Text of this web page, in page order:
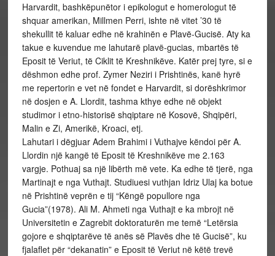
Harvardit, bashkëpunëtor i epikologut e homerologut të
shquar amerikan, Millmen Perri, ishte në vitet ’30 të
shekullit të kaluar edhe në krahinën e Plavë-Gucisë. Aty ka
takue e kuvendue me lahutarë plavë-gucias, mbartës të
Eposit të Veriut, të Ciklit të Kreshnikëve. Katër prej tyre, si e
dëshmon edhe prof. Zymer Neziri i Prishtinës, kanë hyrë
me repertorin e vet në fondet e Harvardit, si dorëshkrimor
në dosjen e A. Llordit, tashma kthye edhe në objekt
studimor i etno-historisë shqiptare në Kosovë, Shqipëri,
Malin e Zi, Amerikë, Kroaci, etj.
Lahutari i dëgjuar Adem Brahimi i Vuthajve këndoi për A.
Llordin një kangë të Eposit të Kreshnikëve me 2.163
vargje. Pothuaj sa një libërth më vete. Ka edhe të tjerë, nga
Martinajt e nga Vuthajt. Studiuesi vuthjan Idriz Ulaj ka botue
në Prishtinë veprën e tij “Këngë popullore nga
Gucia”(1978). Ali M. Ahmeti nga Vuthajt e ka mbrojt në
Universitetin e Zagrebit doktoraturën me temë “Letërsia
gojore e shqiptarëve të anës së Plavës dhe të Gucisë”, ku
fjalaflet për “dekanatin” e Eposit të Veriut në këtë trevë